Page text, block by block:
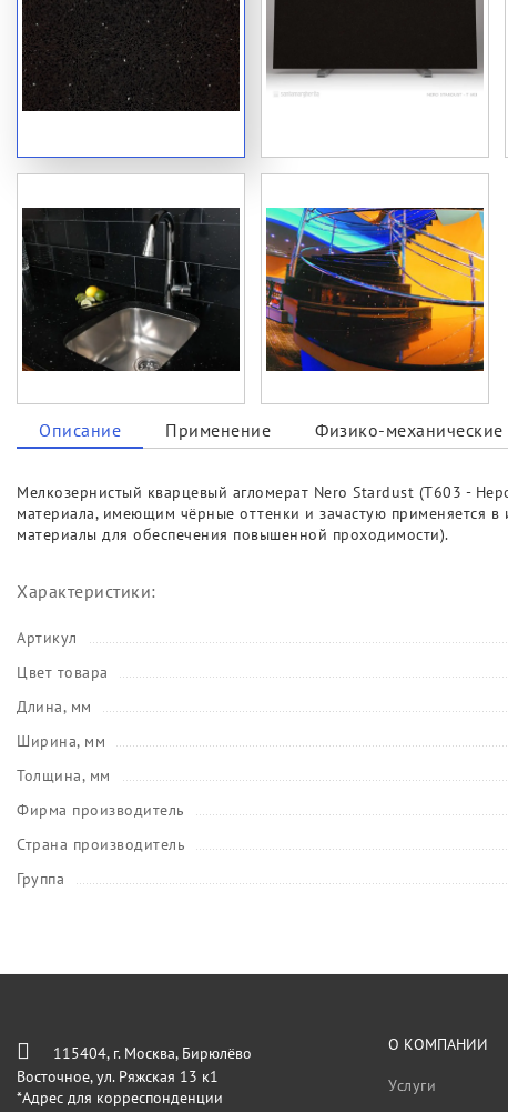
Описание Применение Физико-механические
Мелкозернистый кварцевый агломерат Nero Stardust (T603 -
материала, имеющим чёрные оттенки и зачастую применяется
материалы для обеспечения повышенной проходимости).
Характеристики:
Артикул
Цвет товара
Длина, мм
Ширина, мм
Толщина, мм
Фирма производитель
Страна производитель
Группа
115404, г. Москва, Бирюлёво
Восточное, ул. Ряжская 13 к1
*Адрес для корреспонденции
О КОМПАНИИ
Услуги